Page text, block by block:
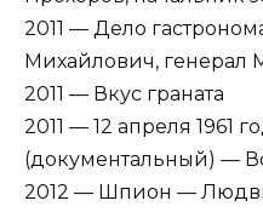
2011 — Дело
Михайлович, генерал
2011 — Вкус граната
2011 — 12 апреля 1961
(документальный) —
2012 — Шпион —